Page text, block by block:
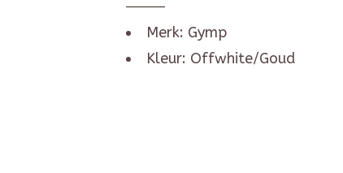
Merk: Gymp
Kleur: Offwhite/Goud